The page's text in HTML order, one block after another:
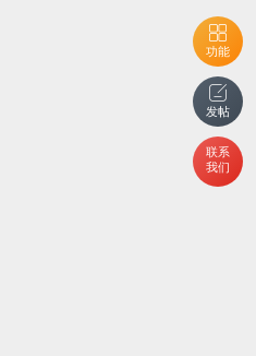
功能
发帖
联系
我们